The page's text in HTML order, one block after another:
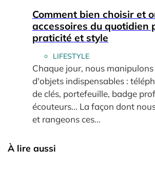
Comment bien choisir et
accessoires du quotidien
praticité et style
LIFESTYLE
Chaque jour, nous
d'objets indispensables :
de clés, portefeuille, badge
écouteurs... La façon dont
et rangeons ces...
À lire aussi